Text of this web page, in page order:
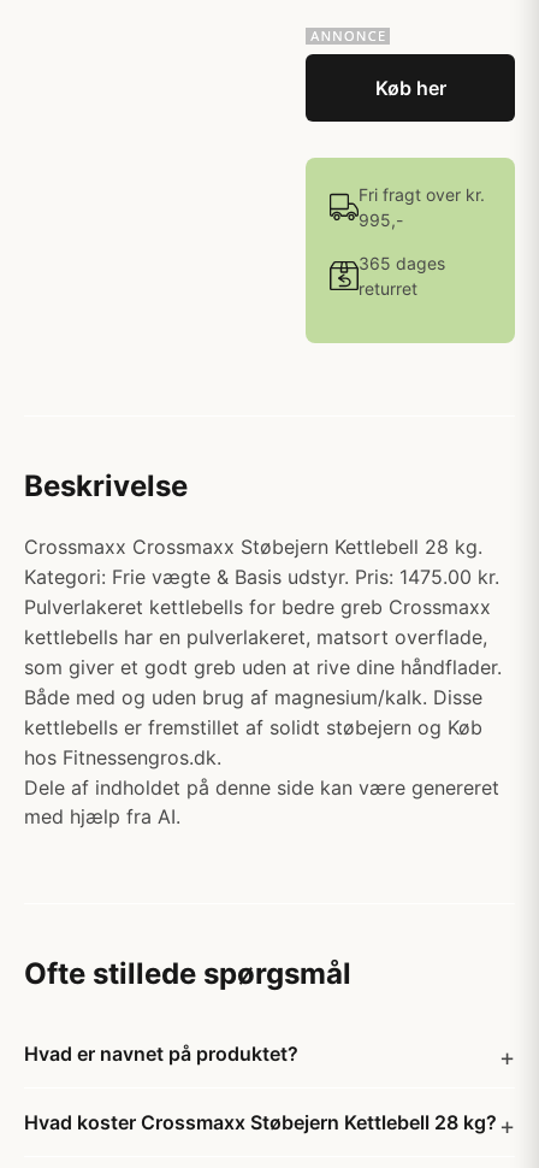
Køb her
Fri fragt over kr.
995,-
365 dages
returret
Beskrivelse
Crossmaxx Crossmaxx Støbejern Kettlebell 28 kg.
Kategori: Frie vægte & Basis udstyr. Pris: 1475.00 kr.
Pulverlakeret kettlebells for bedre greb Crossmaxx
kettlebells har en pulverlakeret, matsort overflade,
som giver et godt greb uden at rive dine håndflader.
Både med og uden brug af magnesium/kalk. Disse
kettlebells er fremstillet af solidt støbejern og Køb
hos Fitnessengros.dk.
Dele af indholdet på denne side kan være genereret
med hjælp fra AI.
Ofte stillede spørgsmål
Hvad er navnet på produktet?
Hvad koster Crossmaxx Støbejern Kettlebell 28 kg?